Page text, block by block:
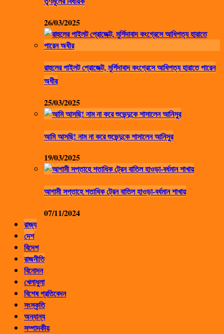
26/03/2025
রাহুলের পাইলট প্রোজেক্ট, মুর্শিদাবাদ কংগ্রেসে আধিপত্য হারাতে পারেন
অধীর
25/03/2025
আমি আসছি! নাম না করে শুভেন্দুকে শাসালেন আনিসুর
19/03/2025
আগামী সপ্তাহে শতাধিক ট্রেন বাতিল হাওড়া-বর্ধমান শাখায়
07/11/2024
রাজ্য
দেশ
বিদেশ
রাজনীতি
বিনোদন
খেলাধুলা
বিশেষ প্রতিবেদন
সংস্কৃতি
অন্যান্য
সম্পাদকীয়